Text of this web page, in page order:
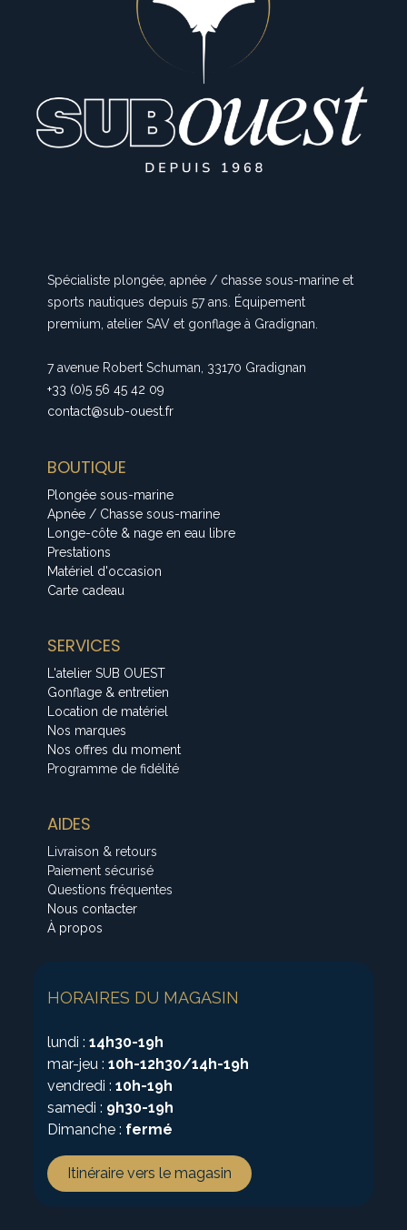
Spécialiste plongée, apnée / chasse sous-marine et
sports nautiques depuis 57 ans. Équipement
premium, atelier SAV et gonflage à Gradignan.
7 avenue Robert Schuman, 33170 Gradignan
+33 (0)5 56 45 42 09
contact@sub-ouest.fr
BOUTIQUE
Plongée sous-marine
Apnée / Chasse sous-marine
Longe-côte & nage en eau libre
Prestations
Matériel d'occasion
Carte cadeau
SERVICES
L'atelier SUB OUEST
Gonflage & entretien
Location de matériel
Nos marques
Nos offres du moment
Programme de fidélité
AIDES
Livraison & retours
Paiement sécurisé
Questions fréquentes
Nous contacter
À propos
HORAIRES DU MAGASIN
lundi :14h30-19h
mar-jeu :10h-12h30/14h-19h
vendredi :10h-19h
samedi : 9h30-19h
Dimanche : fermé
Itinéraire vers le magasin